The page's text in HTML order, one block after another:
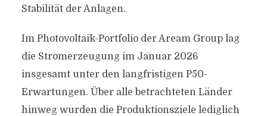
Stabilität der Anlagen.
Im Photovoltaik-Portfolio der Aream Group lag
die Stromerzeugung im Januar 2026
insgesamt unter den langfristigen P50-
Erwartungen. Über alle betrachteten Länder
hinweg wurden die Produktionsziele lediglich